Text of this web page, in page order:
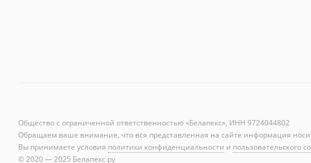
Общество с ограниченной ответственностью «Белапекс», ИНН 9724044802
Обращаем ваше внимание, что вся представленная на сайте информация
Вы принимаете условия политики конфиденциальности и пользовательского
© 2020 — 2025 Белапекс.ру